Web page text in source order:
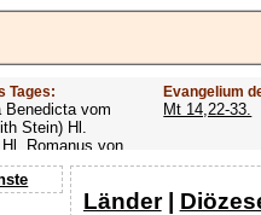
Tages:
Benedicta vom
Stein) Hl.
Hl. Romanus von
Evangelium
Mt 14,22-33.
Länder|